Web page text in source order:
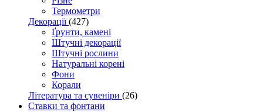
Термометри
Декорації(427)
Ґрунти, камені
Штучні декорації
Штучні рослини
Натуральні корені
Фони
Корали
Література та сувеніри (26)
Ставки та фонтани